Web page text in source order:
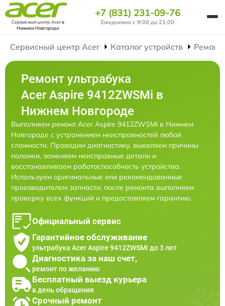
Сервисный центр Acerв
Нижнем Новгороде
+7 (831) 231-09-76
Ежедневно с 9:00 до 21:00
Сервисный центр Acer Каталог устройств Ремонт
Ремонт ультрабука
Acer Aspire 9412ZWSMi в
Нижнем Новгороде
Выполняем ремонт Acer Aspire 9412ZWSMi в Нижнем
Новгороде с устранением неисправностей любой
сложности. Проводим диагностику, выявляем причины
поломки, заменяем неисправные детали и
восстанавливаем работоспособность устройства.
Используем оригинальные или рекомендованные
производителем запчасти, после ремонта выполняем
проверку всех функций и предоставляем гарантию.
Официальный сервис
Гарантийное обслуживание
ультрабука Acer Aspire 9412ZWSMi до 3 лет
Диагностика за наш счет,
ремонт по желанию
Бесплатный выезд курьера
в день обращения
Срочный ремонт